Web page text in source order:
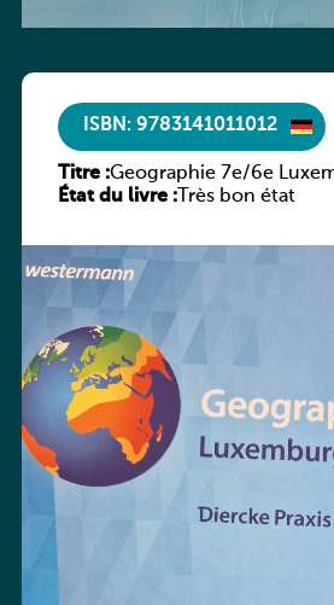
ISBN: 9783141011012
Titre :Geographie 7e/6e
Praxis
État du livre :Très bon état